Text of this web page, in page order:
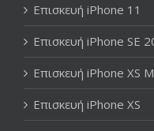
Επισκευή iPhone 11
Επισκευή iPhone SE
Επισκευή iPhone XS
Επισκευή iPhone XS